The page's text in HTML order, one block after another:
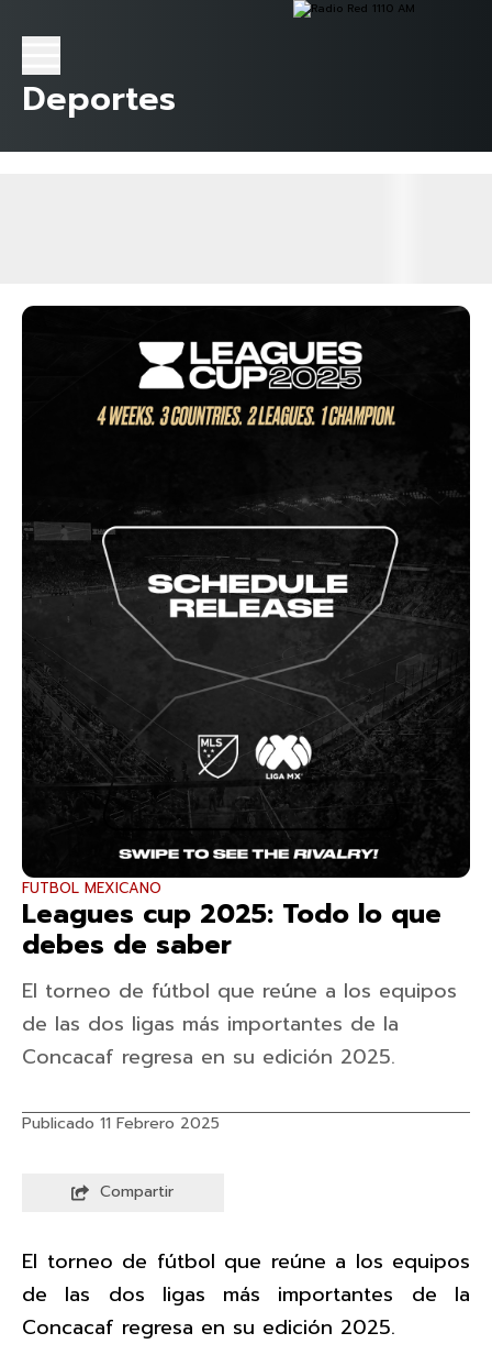
Deportes
FUTBOL MEXICANO
Leagues cup 2025: Todo lo que
debes de saber
El torneo de fútbol que reúne a los equipos
de las dos ligas más importantes de la
Concacaf regresa en su edición 2025.
Publicado 11 Febrero 2025
Compartir
El torneo de fútbol que reúne a los equipos
de las dos ligas más importantes de la
Concacaf regresa en su edición 2025.